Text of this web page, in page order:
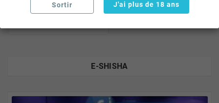
E-SHISHA
Sortir J'ai plus de 18 ans